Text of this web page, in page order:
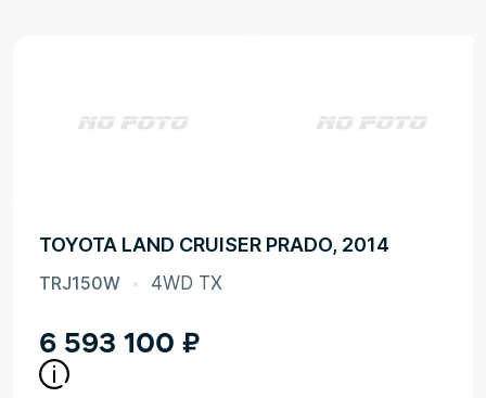
TOYOTA LAND CRUISER PRADO, 2014
TRJ150W 4WD TX
6 593 100 ₽